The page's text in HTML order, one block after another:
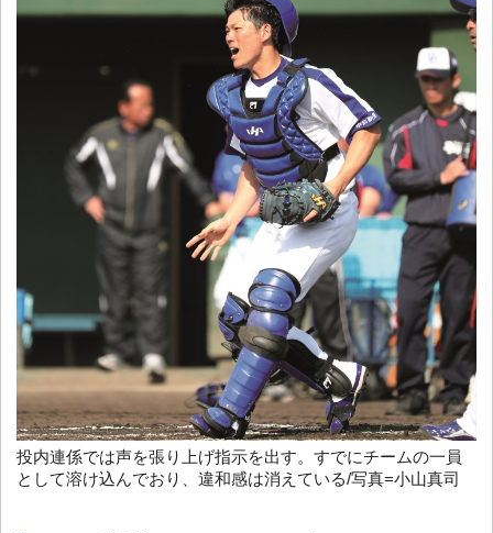
投内連係では声を張り上げ指示を出す。すでにチームの一員
として溶け込んでおり、違和感は消えている/写真=小山真司